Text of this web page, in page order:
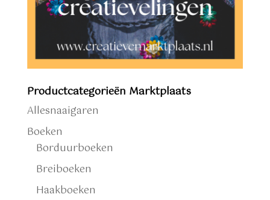
Productcategorieën Marktplaats
Allesnaaigaren
Boeken
Borduurboeken
Breiboeken
Haakboeken